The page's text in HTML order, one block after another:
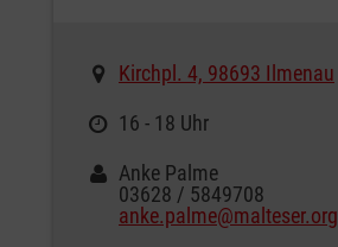
Kirchpl. 4, 98693 Ilmenau
16 - 18 Uhr
Anke Palme
03628 / 5849708
anke.palme@malteser.org